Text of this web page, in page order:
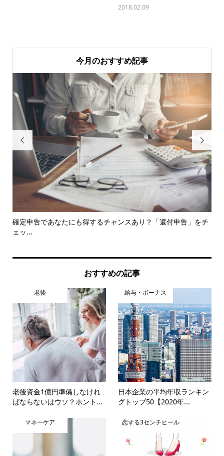
2018.02.09
今月のおすすめ記事

確定申告であなたにも得するチャンスあり？「還付申告」をチ
ェッ...

おすすめの記事
老後
老後資金1億円準備しなけれ
ばならないはウソ？ホント...
給与・ボーナス
日本企業の平均年収ランキン
グトップ50【2020年...
マネーケア 恋する3センチヒール